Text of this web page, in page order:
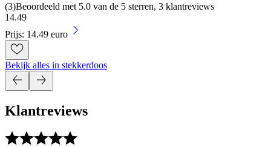
(3)Beoordeeld met 5.0 van de 5 sterren, 3 klantreviews
14.49
Prijs: 14.49 euro
Bekijk alles in stekkerdoos
Klantreviews